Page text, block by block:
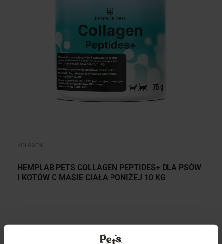
KOLAGEN
HEMPLAB PETS COLLAGEN PEPTIDES+ DLA PSÓW
I KOTÓW O MASIE CIAŁA PONIŻEJ 10 KG